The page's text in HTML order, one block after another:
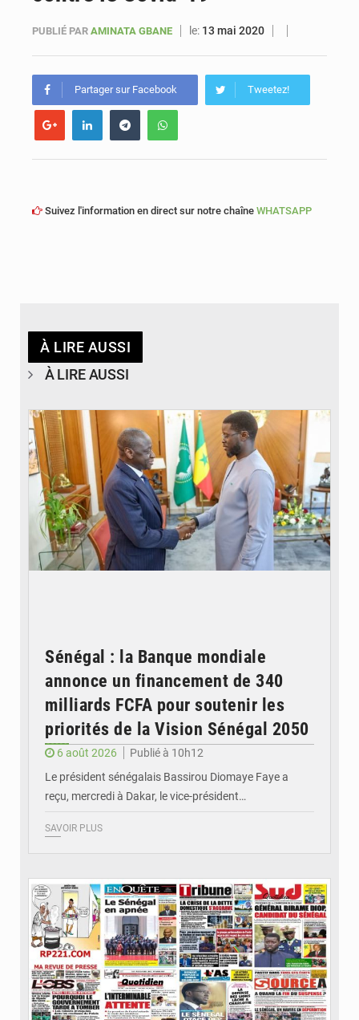
PUBLIÉ PAR AMINATA GBANE le: 13 mai 2020
Partager sur Facebook Tweetez!
Suivez l'information en direct sur notre chaîne WHATSAPP
À LIRE AUSSI
À LIRE AUSSI
Sénégal : la Banque mondiale
annonce un financement de 340
milliards FCFA pour soutenir les
priorités de la Vision Sénégal 2050
6 août 2026
Publié à 10h12
Le président sénégalais Bassirou Diomaye Faye a
reçu, mercredi à Dakar, le vice-président…
SAVOIR PLUS